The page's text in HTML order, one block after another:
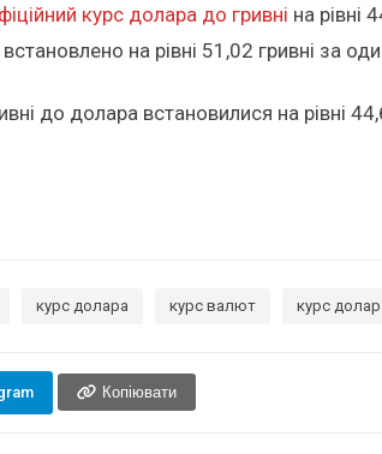
курс долара до гривні на рівні
на рівні 51,02 гривні за
до долара встановилися на рівні
курс долара курс валют курс
Копіювати